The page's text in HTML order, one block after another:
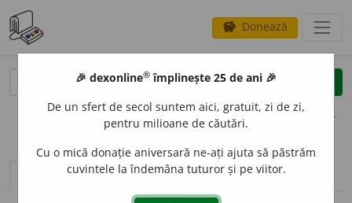
savings Donează
clear
opțiuni
definiții (1) pronunțievolume_up (29)
🎉 dexonline® împlinește 25 de ani 🎉
De un sfert de secol suntem aici, gratuit, zi de zi,
pentru milioane de căutări.
Cu o mică donație aniversară ne-ați ajuta să păstrăm
cuvintele la îndemâna tuturor și pe viitor.